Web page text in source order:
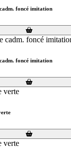
foncé imitation
foncé imitation